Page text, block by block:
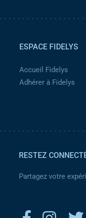
ESPACE FIDELYS
Accueil Fidelys
Adhérer à Fidelys
RESTEZ
Partagez votre